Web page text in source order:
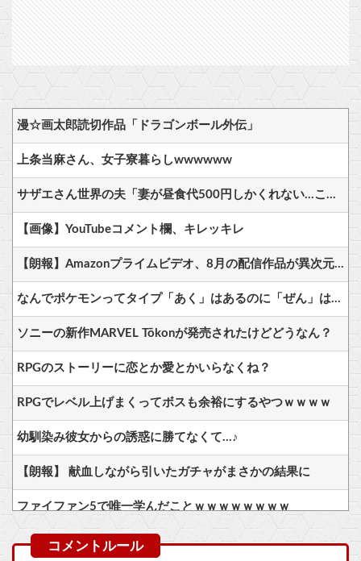
漫☆画太郎読切作品「ドラゴンボール外伝」
上条当麻さん、女子寮暮らしwwwwww
サザエさん世界の夫「妻が昼食代500円しかくれない…この弁当屋、500円で売っている！その上店員さんも美人だ！毎日行こう！」
【画像】YouTubeコメント欄、キレッキレ
【朗報】Amazonプライムビデオ、8月の配信作品が異次元の凄さ！体感気温50度越えへ
なんでポケモンってタイプ「あく」はあるのに「ぜん」は無いの？
ソニーの新作MARVEL Tōkonが発売されたけどどうなん？
RPGのストーリーに恋とか愛とかいらなくね？
RPGでレベル上げまくってボスも余裕にするやつｗｗｗｗ
幼馴染み彼女からの誘惑に勝てなくて…♪
【朗報】 献血しながら引いたガチャがまさかの結果に
ファイファン5で唯一学んだことｗｗｗｗｗｗｗｗ
【ナイトレイン】 1年やって深度2の雑魚ニキが発見される